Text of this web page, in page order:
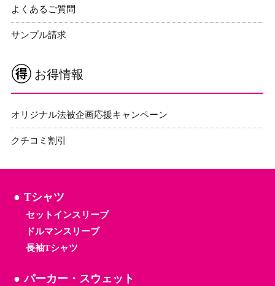
よくあるご質問
サンプル請求
お得情報
オリジナル法被企画応援キャンペーン
クチコミ割引
Tシャツ
セットインスリーブ
ドルマンスリーブ
長袖Tシャツ
パーカー・スウェット